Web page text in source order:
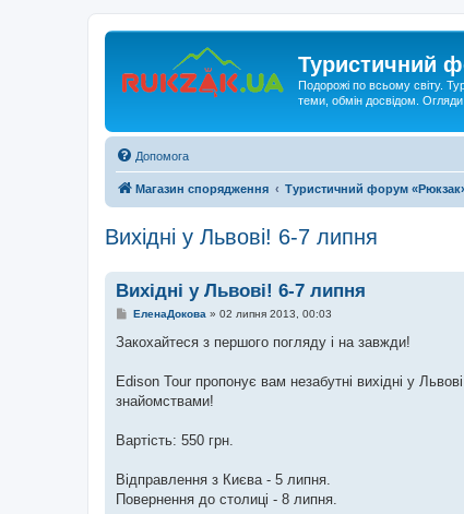
Туристичний
Подорожі по всьому світу.
теми, обмін досвідом.
Допомога
Магазин спорядження Туристичний форум
Вихідні у Львові! 6-7 липня
Вихідні у Львові! 6-7 липня
П
в
о
л
н
ЕленаДокова » 02 липня 2013, 00:03
Закохайтеся з першого погляду і на завжди!
Edison Tour пропонує вам незабутні вихідні у
знайомствами!
Вартість: 550 грн.
Відправлення з Києва - 5 липня.
Повернення до столиці - 8 липня.